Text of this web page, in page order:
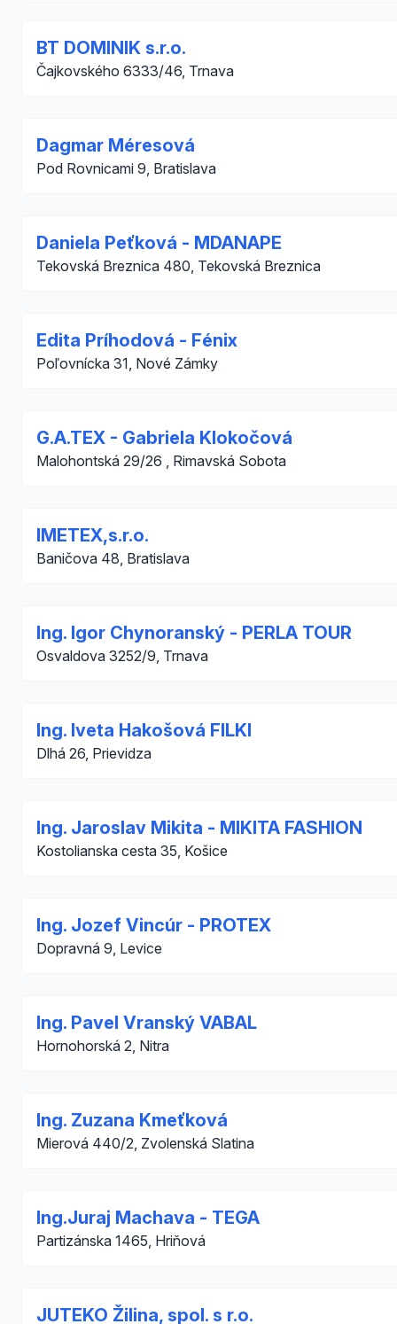
BT DOMINIK s.r.o.
Čajkovského 6333/46, Trnava
Dagmar Méresová
Pod Rovnicami 9, Bratislava
Daniela Peťková - MDANAPE
Tekovská Breznica 480, Tekovská Breznica
Edita Príhodová - Fénix
Poľovnícka 31, Nové Zámky
G.A.TEX - Gabriela Klokočová
Malohontská 29/26 , Rimavská Sobota
IMETEX,s.r.o.
Baničova 48, Bratislava
Ing. Igor Chynoranský - PERLA TOUR
Osvaldova 3252/9, Trnava
Ing. Iveta Hakošová FILKI
Dlhá 26, Prievidza
Ing. Jaroslav Mikita - MIKITA FASHION
Kostolianska cesta 35, Košice
Ing. Jozef Vincúr - PROTEX
Dopravná 9, Levice
Ing. Pavel Vranský VABAL
Hornohorská 2, Nitra
Ing. Zuzana Kmeťková
Mierová 440/2, Zvolenská Slatina
Ing.Juraj Machava - TEGA
Partizánska 1465, Hriňová
JUTEKO Žilina, spol. s r.o.